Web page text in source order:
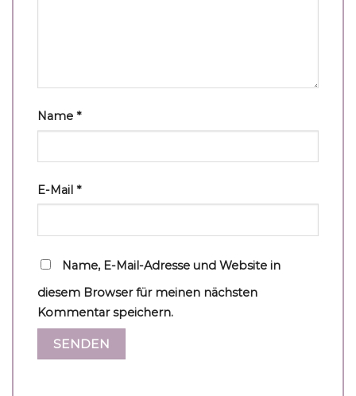
Name *
E-Mail *
Name, E-Mail-Adresse und Website in
diesem Browser für meinen nächsten
Kommentar speichern.